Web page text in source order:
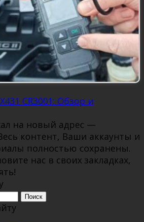
CR3001: Обзор и
на новый адрес —
контент, Ваши аккаунты и
полностью сохранены.
нас в своих закладках,